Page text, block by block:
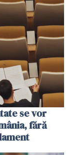
se vor
fără